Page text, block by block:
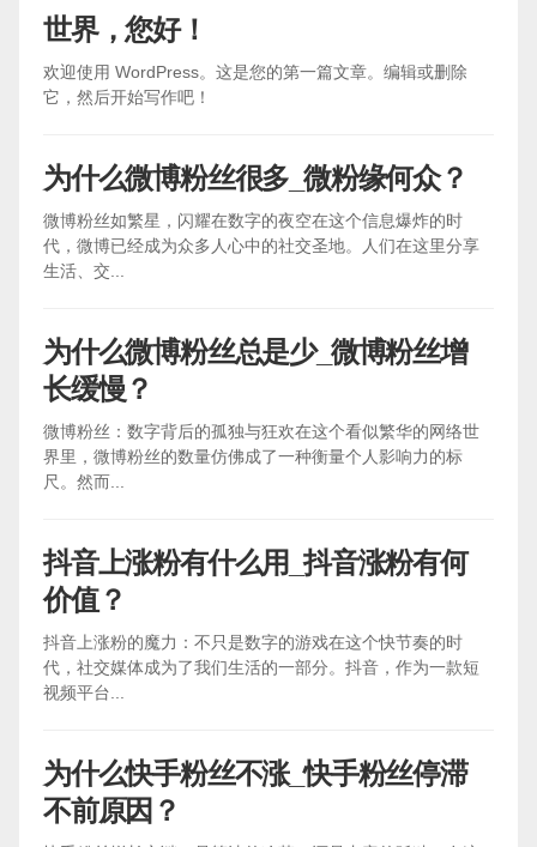
世界，您好！
欢迎使用 WordPress。这是您的第一篇文章。编辑或删除
它，然后开始写作吧！
为什么微博粉丝很多_微粉缘何众？
微博粉丝如繁星，闪耀在数字的夜空在这个信息爆炸的时
代，微博已经成为众多人心中的社交圣地。人们在这里分享
生活、交...
为什么微博粉丝总是少_微博粉丝增
长缓慢？
微博粉丝：数字背后的孤独与狂欢在这个看似繁华的网络世
界里，微博粉丝的数量仿佛成了一种衡量个人影响力的标
尺。然而...
抖音上涨粉有什么用_抖音涨粉有何
价值？
抖音上涨粉的魔力：不只是数字的游戏在这个快节奏的时
代，社交媒体成为了我们生活的一部分。抖音，作为一款短
视频平台...
为什么快手粉丝不涨_快手粉丝停滞
不前原因？